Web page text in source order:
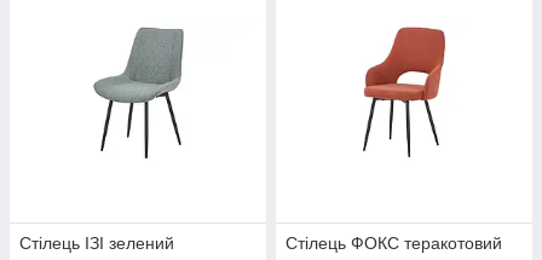
Стілець ІЗІ зелений
Стілець ФОКС теракотовий